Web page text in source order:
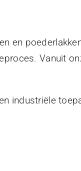
en
Vanuit
industriële